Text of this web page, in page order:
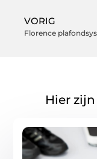
VORIG
Florence
Hier